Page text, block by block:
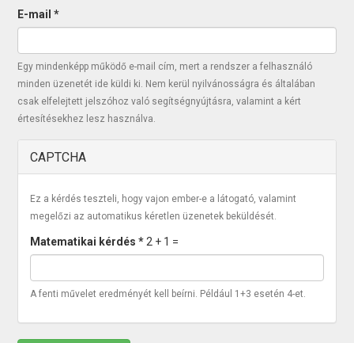
Elsődleges
fülek
E-mail*
Egy mindenképp működő e-mail cím, mert a rendszer a felhasználó
minden üzenetét ide küldi ki. Nem kerül nyilvánosságra és általában
csak elfelejtett jelszóhoz való segítségnyújtásra, valamint a kért
értesítésekhez lesz használva.
CAPTCHA
Ez a kérdés teszteli, hogy vajon ember-e a látogató, valamint
megelőzi az automatikus kéretlen üzenetek beküldését.
Matematikai kérdés* 2 + 1 =
A fenti művelet eredményét kell beírni. Például 1+3 esetén 4-et.